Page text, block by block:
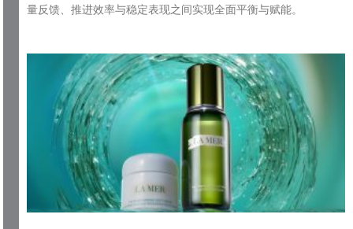
量反馈、推进效率与稳定表现之间实现全面平衡与赋能。